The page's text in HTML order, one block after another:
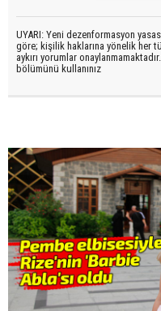
UYARI: Yeni dezenformasyon
göre; kişilik haklarına yönelik her
aykırı yorumlar
bölümünü kullanınız